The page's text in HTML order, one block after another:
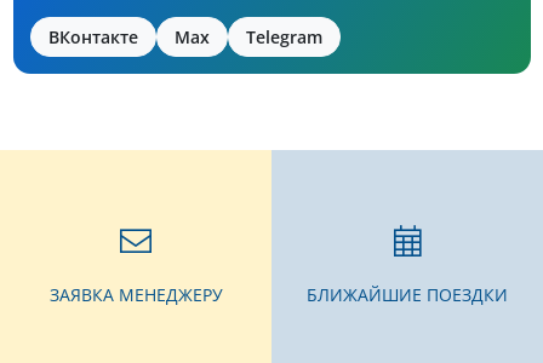
ВКонтакте Max Telegram
ЗАЯВКА МЕНЕДЖЕРУ БЛИЖАЙШИЕ ПОЕЗДКИ